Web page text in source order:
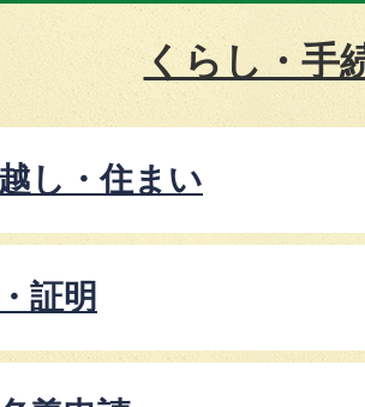
くらし・手
し・住まい
証明